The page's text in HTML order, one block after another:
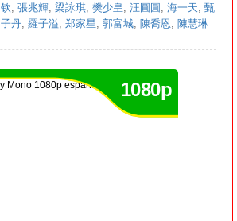
钦 張兆輝 梁詠琪 樊少皇 汪圓圓 海一天 甄
子丹 羅子溢 郑家星 郭富城 陳喬恩 陳慧琳
1080p